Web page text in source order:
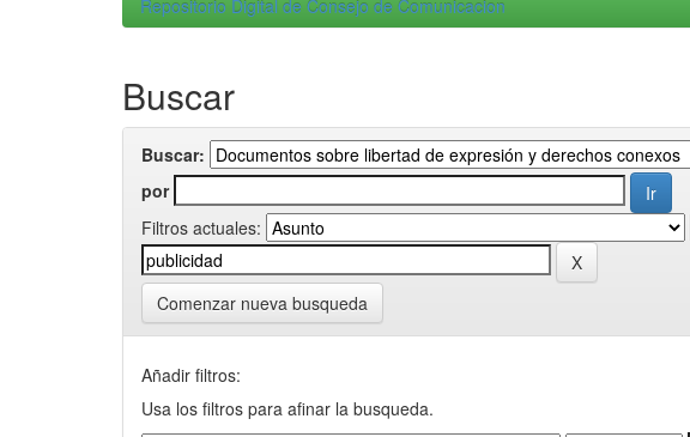
Repositorio Digital de Consejo de Comunicacion
Buscar
Buscar:
por
Filtros actuales:
Comenzar nueva busqueda
Añadir filtros:
Usa los filtros para afinar la busqueda.